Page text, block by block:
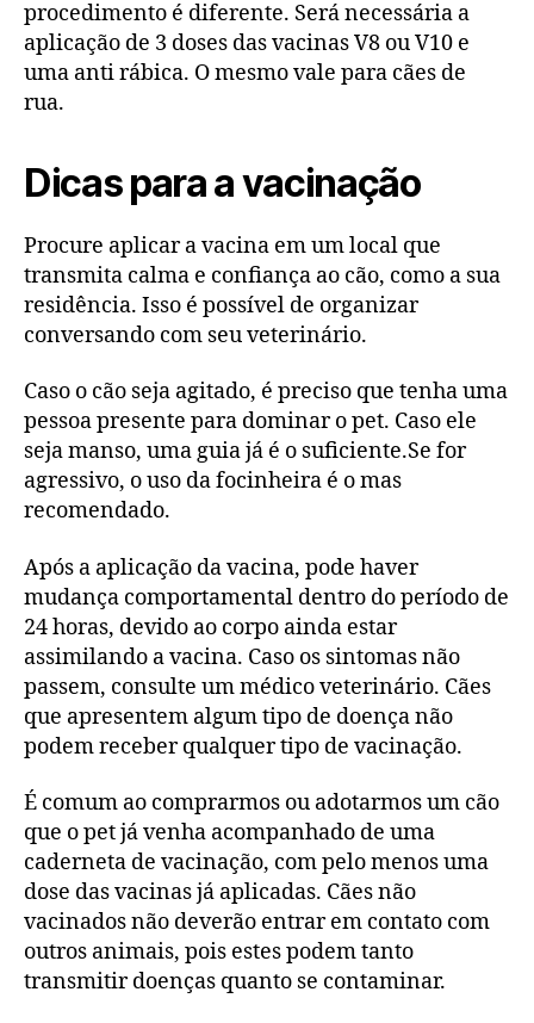
procedimento é diferente. Será necessária a
aplicação de 3 doses das vacinas V8 ou V10 e
uma anti rábica. O mesmo vale para cães de
rua.
Dicas para a vacinação
Procure aplicar a vacina em um local que
transmita calma e confiança ao cão, como a sua
residência. Isso é possível de organizar
conversando com seu veterinário.
Caso o cão seja agitado, é preciso que tenha uma
pessoa presente para dominar o pet. Caso ele
seja manso, uma guia já é o suficiente.Se for
agressivo, o uso da focinheira é o mas
recomendado.
Após a aplicação da vacina, pode haver
mudança comportamental dentro do período de
24 horas, devido ao corpo ainda estar
assimilando a vacina. Caso os sintomas não
passem, consulte um médico veterinário. Cães
que apresentem algum tipo de doença não
podem receber qualquer tipo de vacinação.
É comum ao comprarmos ou adotarmos um cão
que o pet já venha acompanhado de uma
caderneta de vacinação, com pelo menos uma
dose das vacinas já aplicadas. Cães não
vacinados não deverão entrar em contato com
outros animais, pois estes podem tanto
transmitir doenças quanto se contaminar.